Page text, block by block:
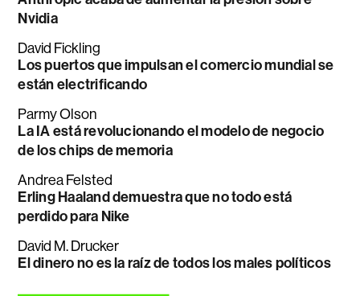
Nvidia
David Fickling
Los puertos que impulsan el comercio mundial se
están electrificando
Parmy Olson
La IA está revolucionando el modelo de negocio
de los chips de memoria
Andrea Felsted
Erling Haaland demuestra que no todo está
perdido para Nike
David M. Drucker
El dinero no es la raíz de todos los males políticos